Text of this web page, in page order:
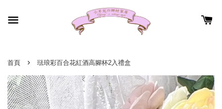
首頁 › 琺琅彩百合花紅酒高腳杯2入禮盒